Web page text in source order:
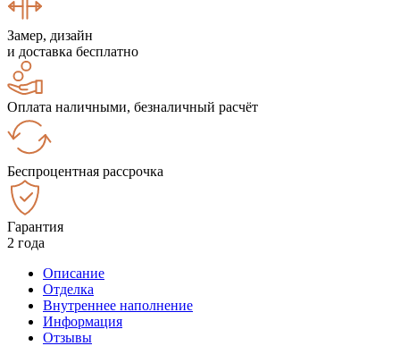
Замер, дизайн
и доставка бесплатно
Оплата наличными, безналичный расчёт
Беспроцентная рассрочка
Гарантия
2 года
Описание
Отделка
Внутреннее наполнение
Информация
Отзывы